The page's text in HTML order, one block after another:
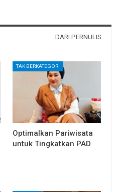
DARI PERNULIS
TAK BERKATEGORI
Optimalkan Pariwisata
untuk Tingkatkan PAD